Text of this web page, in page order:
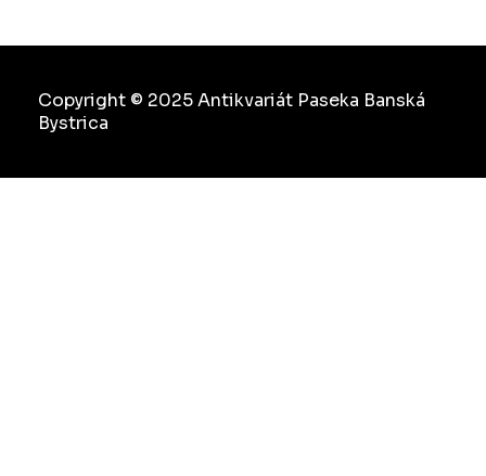
Copyright © 2025 Antikvariát Paseka Banská
Bystrica